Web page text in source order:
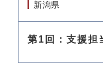
新潟県
第1回：支援担